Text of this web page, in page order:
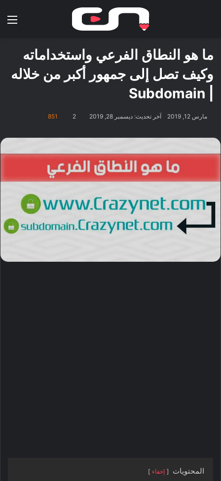
ما هو النطاق الفرعي واستخداماته
وكيف تصل إلى جمهور أكبر من خلاله
مارس 12, 2019 آخر تحديث: ديسمبر 28, 2019 2
851
المحتويات إخفاء